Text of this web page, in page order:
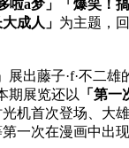
啦a梦」「爆笑！
成人」 为主题，
展出藤子·f·不二雄
期展览还以
「第一
机首次登场、大雄
一次在漫画中出现